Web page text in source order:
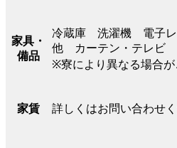
家具・
備品
冷蔵庫 洗濯機 電子
他 カーテン・テレビ
※寮により異なる場合が
家賃 詳しくはお問い合わせく